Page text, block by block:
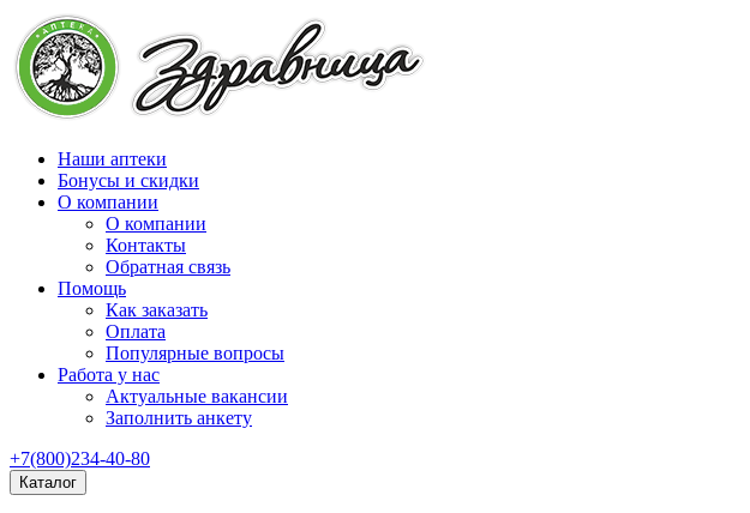
Наши аптеки
Бонусы и скидки
О компании
О компании
Контакты
Обратная связь
Помощь
Как заказать
Оплата
Популярные вопросы
Работа у нас
Актуальные вакансии
Заполнить анкету
+7(800)234-40-80
Каталог